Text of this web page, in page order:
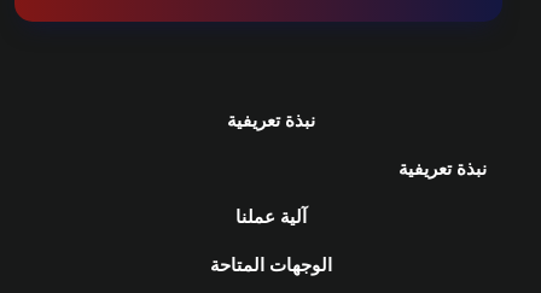
نبذة تعريفية
نبذة تعريفية
آلية عملنا
الوجهات المتاحة